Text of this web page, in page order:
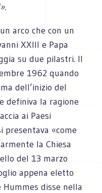
un arco che con un
XXIII e Papa
su due pilastri. Il
1962 quando
dell’inizio del
definiva la ragione
ai Paesi
presentava «come
la Chiesa
del 13 marzo
appena eletto
Hummes disse nella